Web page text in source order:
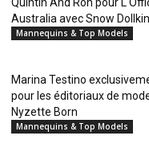
Australia avec Snow
Mannequins & Top Models
Marina Testino
pour les éditoriaux de
Nyzette Born
Mannequins & Top Models